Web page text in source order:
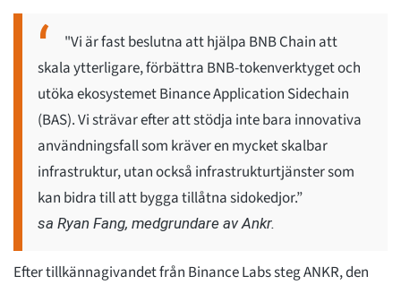
"Vi är fast beslutna att hjälpa BNB Chain att
skala ytterligare, förbättra BNB-tokenverktyget och
utöka ekosystemet Binance Application Sidechain
(BAS). Vi strävar efter att stödja inte bara innovativa
användningsfall som kräver en mycket skalbar
infrastruktur, utan också infrastrukturtjänster som
kan bidra till att bygga tillåtna sidokedjor.”
sa Ryan Fang, medgrundare av Ankr.
Efter tillkännagivandet från Binance Labs steg ANKR, den